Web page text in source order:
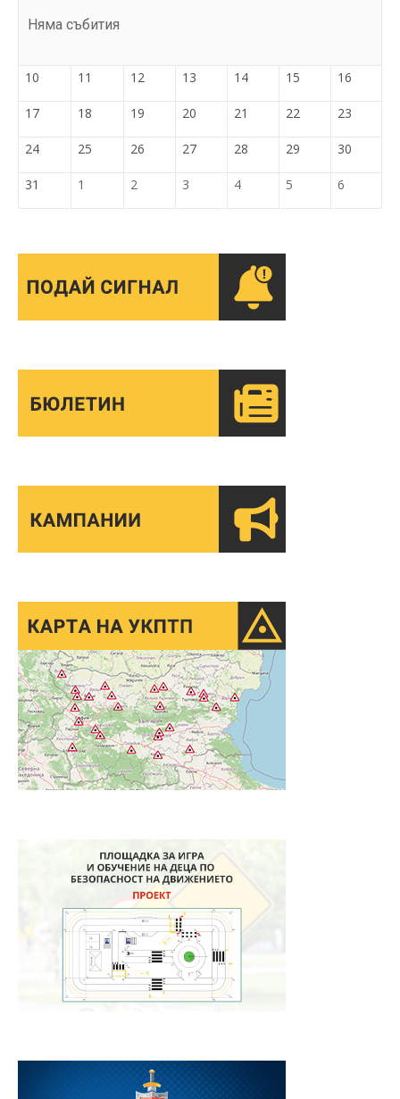
Няма събития
10 11 12 13 14 15 16
17 18 19 20 21 22 23
24 25 26 27 28 29 30
31 1 2 3 4 5 6